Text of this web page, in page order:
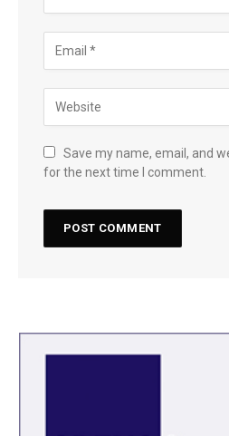
Save my name, email, and
for the next time I comment.